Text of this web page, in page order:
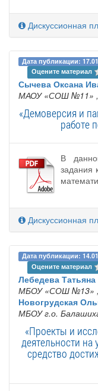
Дискуссионная
Дата публикации:
Оцените материал
Сычева Оксана
МАОУ «СОШ №11»
«Демоверсия и
работе
В
задания
Дискуссионная
Дата публикации:
Оцените материал
Лебедева
МБОУ «СОШ №13»
Новогрудская
МБОУ г.о.
«Проекты и
деятельности
средство